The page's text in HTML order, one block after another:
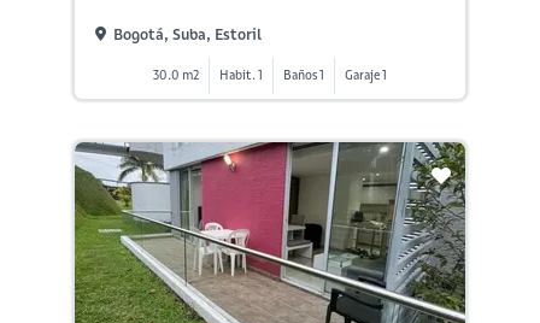
Bogotá, Suba, Estoril
30.0 m2 Habit. 1 Baños 1 Garaje 1